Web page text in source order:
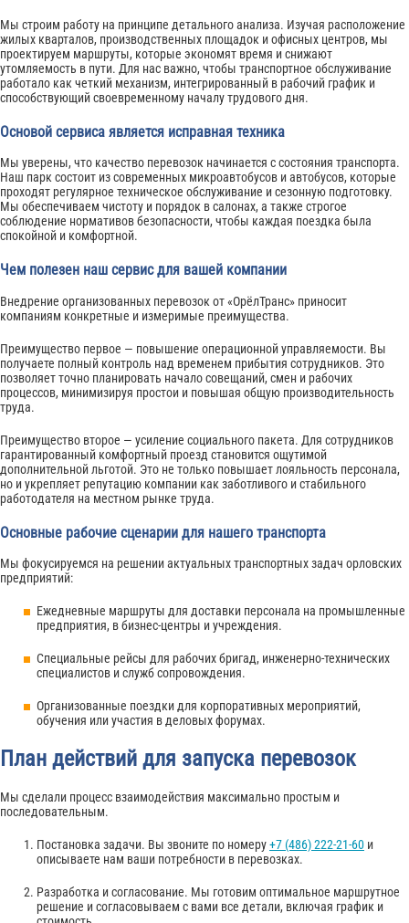
Мы строим работу на принципе детального анализа. Изучая расположение
жилых кварталов, производственных площадок и офисных центров, мы
проектируем маршруты, которые экономят время и снижают
утомляемость в пути. Для нас важно, чтобы транспортное обслуживание
работало как четкий механизм, интегрированный в рабочий график и
способствующий своевременному началу трудового дня.
Основой сервиса является исправная техника
Мы уверены, что качество перевозок начинается с состояния транспорта.
Наш парк состоит из современных микроавтобусов и автобусов, которые
проходят регулярное техническое обслуживание и сезонную подготовку.
Мы обеспечиваем чистоту и порядок в салонах, а также строгое
соблюдение нормативов безопасности, чтобы каждая поездка была
спокойной и комфортной.
Чем полезен наш сервис для вашей компании
Внедрение организованных перевозок от «ОрёлТранс» приносит
компаниям конкретные и измеримые преимущества.
Преимущество первое — повышение операционной управляемости. Вы
получаете полный контроль над временем прибытия сотрудников. Это
позволяет точно планировать начало совещаний, смен и рабочих
процессов, минимизируя простои и повышая общую производительность
труда.
Преимущество второе — усиление социального пакета. Для сотрудников
гарантированный комфортный проезд становится ощутимой
дополнительной льготой. Это не только повышает лояльность персонала,
но и укрепляет репутацию компании как заботливого и стабильного
работодателя на местном рынке труда.
Основные рабочие сценарии для нашего транспорта
Мы фокусируемся на решении актуальных транспортных задач орловских
предприятий:
Ежедневные маршруты для доставки персонала на промышленные
предприятия, в бизнес-центры и учреждения.
Специальные рейсы для рабочих бригад, инженерно-технических
специалистов и служб сопровождения.
Организованные поездки для корпоративных мероприятий,
обучения или участия в деловых форумах.
План действий для запуска перевозок
Мы сделали процесс взаимодействия максимально простым и
последовательным.
Постановка задачи. Вы звоните по номеру+7 (486) 222-21-60 и
описываете нам ваши потребности в перевозках.
Разработка и согласование. Мы готовим оптимальное маршрутное
решение и согласовываем с вами все детали, включая график и